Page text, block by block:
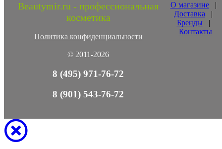
Beautymir.ru - профессиональная
косметика
Политика конфиденциальности
© 2011-2026
О магазине|
Доставка |
Бренды |
Контакты
8 (495) 971-76-72
8 (901) 543-76-72